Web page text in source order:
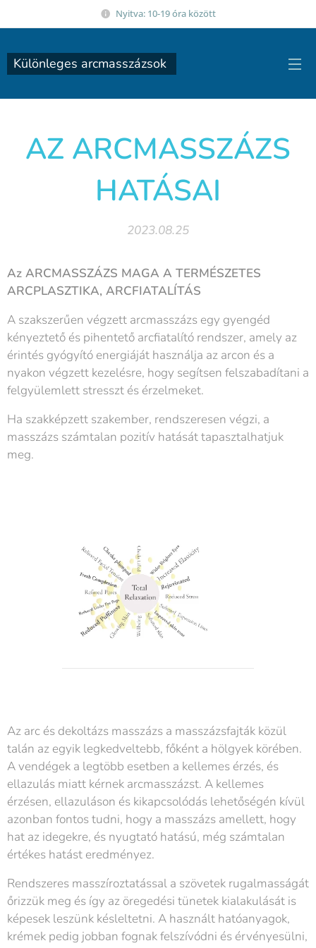
Nyitva: 10-19 óra között
Különleges arcmasszázsok
AZ ARCMASSZÁZS
HATÁSAI
2023.08.25
Az ARCMASSZÁZS MAGA A TERMÉSZETES
ARCPLASZTIKA, ARCFIATALÍTÁS
A szakszerűen végzett arcmasszázs egy gyengéd
kényeztető és pihentető arcfiatalító rendszer, amely az
érintés gyógyító energiáját használja az arcon és a
nyakon végzett kezelésre, hogy segítsen felszabadítani a
felgyülemlett stresszt és érzelmeket.
Ha szakképzett szakember, rendszeresen végzi, a
masszázs számtalan pozitív hatását tapasztalhatjuk
meg.
Az arc és dekoltázs masszázs a masszázsfajták közül
talán az egyik legkedveltebb, főként a hölgyek körében.
A vendégek a legtöbb esetben a kellemes érzés, és
ellazulás miatt kérnek arcmasszázst. A kellemes
érzésen, ellazuláson és kikapcsolódás lehetőségén kívül
azonban fontos tudni, hogy a masszázs amellett, hogy
hat az idegekre, és nyugtató hatású, még számtalan
értékes hatást eredményez.
Rendszeres masszíroztatással a szövetek rugalmasságát
őrizzük meg és így az öregedési tünetek kialakulását is
képesek leszünk késleltetni. A használt hatóanyagok,
krémek pedig jobban fognak felszívódni és érvényesülni,